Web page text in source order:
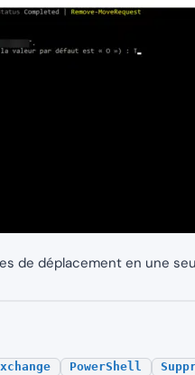
de déplacement en une
PowerShell